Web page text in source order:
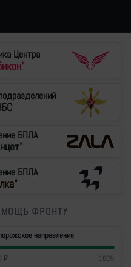
Центра
БПЛА
БПЛА
ФРОНТУ
направление
₽ 100%